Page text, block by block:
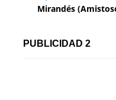
Mirandés
PUBLICIDAD 2